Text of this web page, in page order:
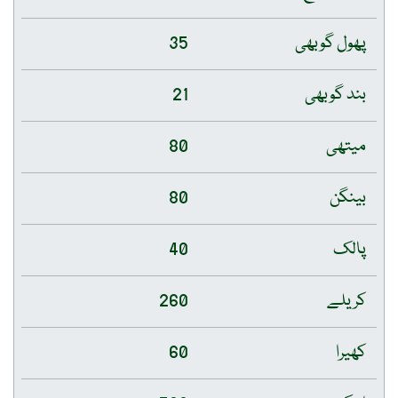
پھول گوبھی
35
بند گوبھی
21
میتھی
80
بینگن
80
پالک
40
کریلے
260
کھیرا
60